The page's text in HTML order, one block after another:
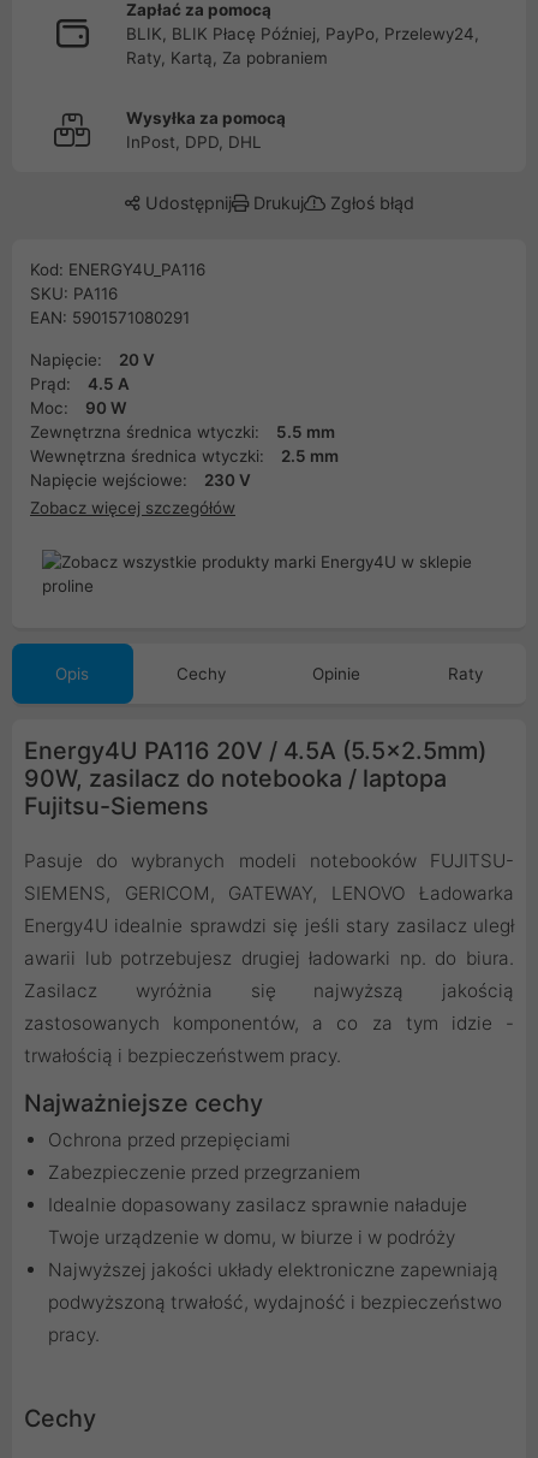
Zapłać za pomocą
BLIK, BLIK Płacę Później, PayPo, Przelewy24,
Raty, Kartą, Za pobraniem
Wysyłka za pomocą
InPost, DPD, DHL
Udostępnij Drukuj Zgłoś błąd
Kod: ENERGY4U_PA116
SKU: PA116
EAN: 5901571080291
Napięcie:
20 V
Prąd:
4.5 A
Moc:
90 W
Zewnętrzna średnica wtyczki:
5.5 mm
Wewnętrzna średnica wtyczki:
2.5 mm
Napięcie wejściowe:
230 V
Zobacz więcej szczegółów
Opis Cechy Opinie Raty
Energy4U PA116 20V / 4.5A (5.5x2.5mm)
90W, zasilacz do notebooka / laptopa
Fujitsu-Siemens
Pasuje do wybranych modeli notebooków FUJITSU-
SIEMENS, GERICOM, GATEWAY, LENOVO Ładowarka
Energy4U idealnie sprawdzi się jeśli stary zasilacz uległ
awarii lub potrzebujesz drugiej ładowarki np. do biura.
Zasilacz wyróżnia się najwyższą jakością
zastosowanych komponentów, a co za tym idzie -
trwałością i bezpieczeństwem pracy.
Najważniejsze cechy
Ochrona przed przepięciami
Zabezpieczenie przed przegrzaniem
Idealnie dopasowany zasilacz sprawnie naładuje
Twoje urządzenie w domu, w biurze i w podróży
Najwyższej jakości układy elektroniczne zapewniają
podwyższoną trwałość, wydajność i bezpieczeństwo
pracy.
Cechy